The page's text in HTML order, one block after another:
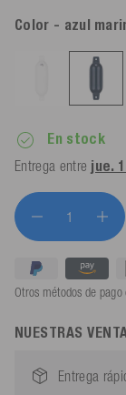
Color - azul
En stock
Entrega entre jue.
Otros métodos de
NUESTRAS
Entrega